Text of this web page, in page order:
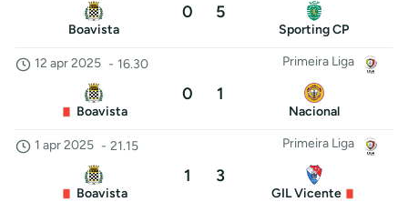
Boavista
0 5
Sporting CP
Primeira Liga
12 apr 2025 - 16.30
Boavista
0 1
Nacional
Primeira Liga
1 apr 2025 - 21.15
Boavista
1 3
GIL Vicente